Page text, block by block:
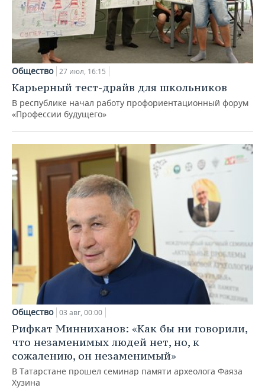
Общество 27 июл, 16:15
Карьерный тест-драйв для школьников
В республике начал работу профориентационный форум
«Профессии будущего»
Общество 03 авг, 00:00
Рифкат Минниханов: «Как бы ни говорили,
что незаменимых людей нет, но, к
сожалению, он незаменимый»
В Татарстане прошел семинар памяти археолога Фаяза
Хузина